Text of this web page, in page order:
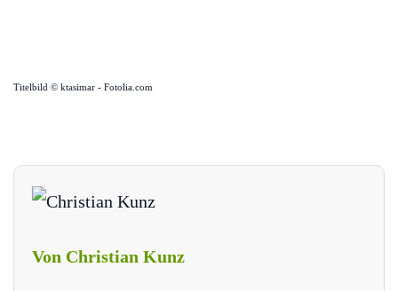
Titelbild © ktasimar - Fotolia.com
Von Christian Kunz